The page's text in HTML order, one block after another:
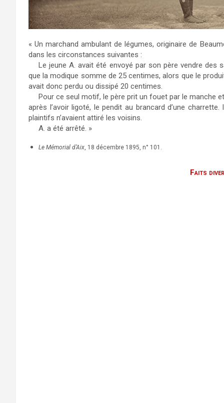
« Un marchand ambulant de légumes, originaire de
dans les circonstances suivantes :
Le jeune A. avait été envoyé par son père vendre des
que la modique somme de 25 centimes, alors que le
avait donc perdu ou dissipé 20 centimes.
Pour ce seul motif, le père prit un fouet par le manche
après l’avoir ligoté, le pendit au brancard d’une
plaintifs n’avaient attiré les voisins.
A. a été arrêté. »
Le Mémorial d’Aix, 18 décembre 1895, n° 101.
Faits